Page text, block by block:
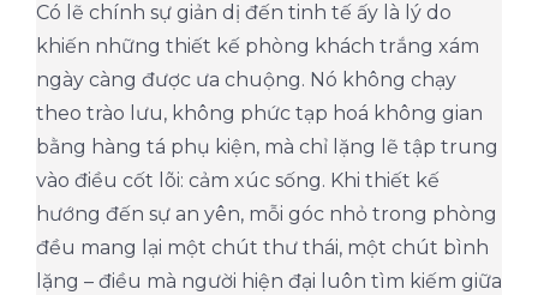
Có lẽ chính sự giản dị đến tinh tế ấy là lý do
khiến những thiết kế phòng khách trắng xám
ngày càng được ưa chuộng. Nó không chạy
theo trào lưu, không phức tạp hoá không gian
bằng hàng tá phụ kiện, mà chỉ lặng lẽ tập trung
vào điều cốt lõi: cảm xúc sống. Khi thiết kế
hướng đến sự an yên, mỗi góc nhỏ trong phòng
đều mang lại một chút thư thái, một chút bình
lặng – điều mà người hiện đại luôn tìm kiếm giữa